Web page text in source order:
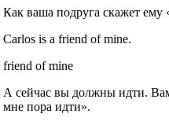
Как ваша подруга скажет ему
Carlos is a friend of mine.
friend of mine
А сейчас вы должны идти.
мне пора идти».